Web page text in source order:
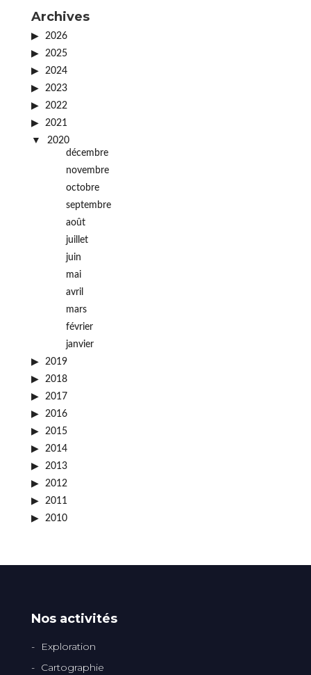
Archives
2026
2025
2024
2023
2022
2021
2020
décembre
novembre
octobre
septembre
août
juillet
juin
mai
avril
mars
février
janvier
2019
2018
2017
2016
2015
2014
2013
2012
2011
2010
Nos activités
Exploration
Cartographie